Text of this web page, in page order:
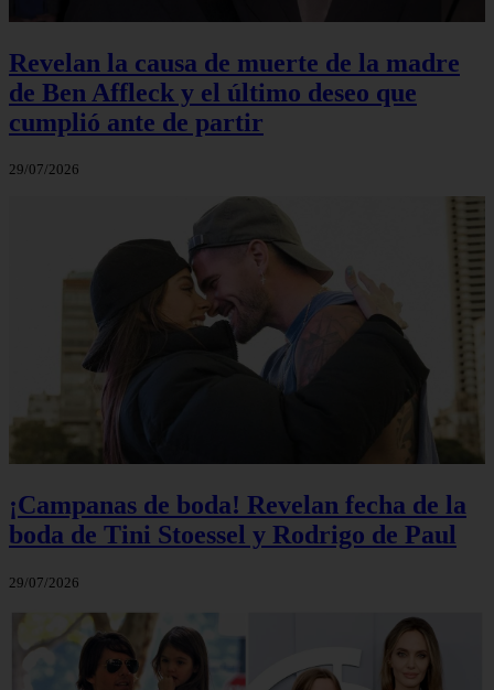
Revelan la causa de muerte de la madre
de Ben Affleck y el último deseo que
cumplió ante de partir
29/07/2026
¡Campanas de boda! Revelan fecha de la
boda de Tini Stoessel y Rodrigo de Paul
29/07/2026